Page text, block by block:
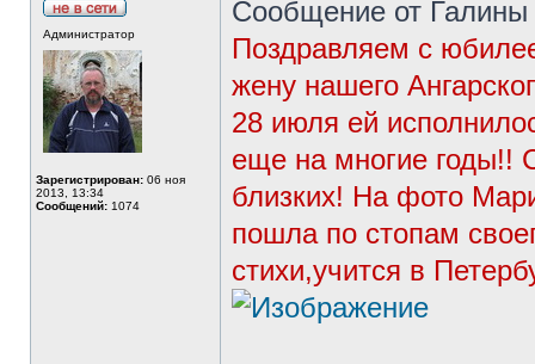
Администратор
Зарегистрирован: 06 ноя
2013, 13:34
Сообщений: 1074
Сообщение от
Поздравляем с
жену нашего
28 июля ей
еще на многие годы!!
близких! На фото
пошла по стопам
стихи,учится в